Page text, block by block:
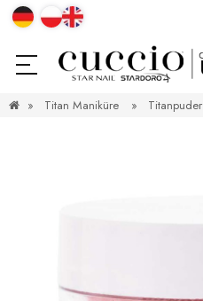
» Titan Maniküre » Titanpuder